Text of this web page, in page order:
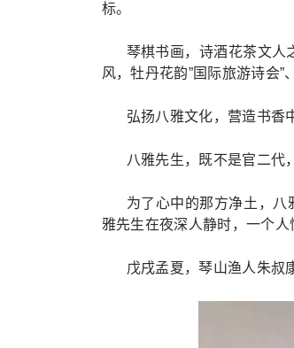
标。
琴棋书画，诗酒花茶文人
风，牡丹花韵”国际旅游诗会”
弘扬八雅文化，营造书香
八雅先生，既不是官二代
为了心中的那方净土，
雅先生在夜深人静时，一个人
戊戌孟夏，琴山渔人朱叔